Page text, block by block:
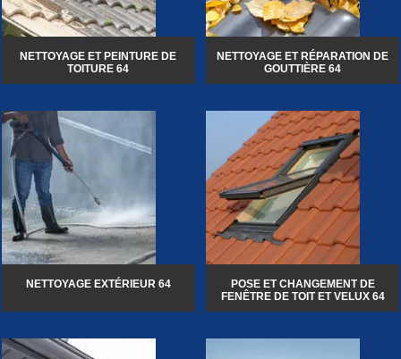
NETTOYAGE ET PEINTURE DE
TOITURE 64
NETTOYAGE ET RÉPARATION DE
GOUTTIÈRE 64
NETTOYAGE EXTÉRIEUR 64
POSE ET CHANGEMENT DE
FENÊTRE DE TOIT ET VELUX 64